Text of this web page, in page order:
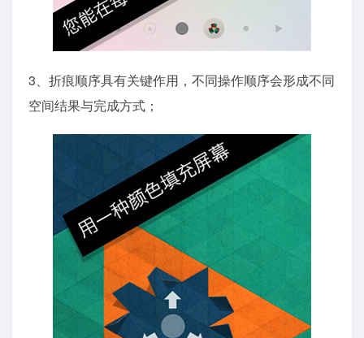
3、折痕顺序具有关键作用，不同操作顺序会形成不同
空间结果与完成方式；